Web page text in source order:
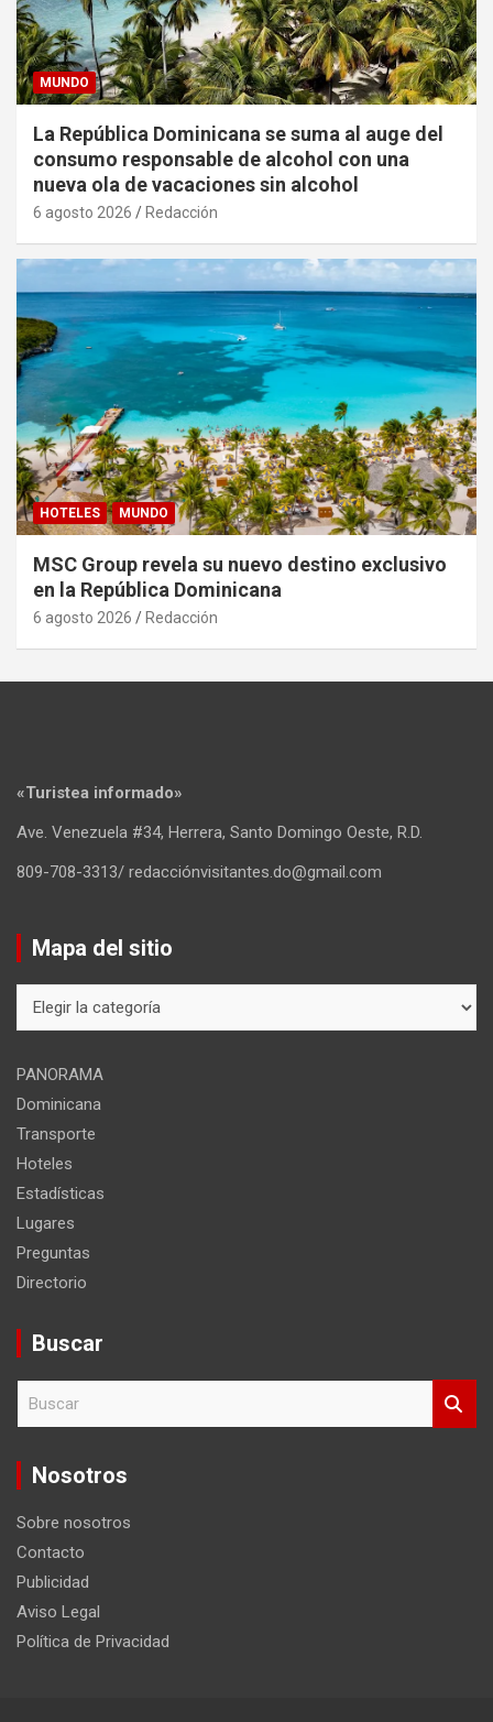
MUNDO
La República Dominicana se suma al auge del
consumo responsable de alcohol con una
nueva ola de vacaciones sin alcohol
6 agosto 2026 Redacción
HOTELES MUNDO
MSC Group revela su nuevo destino exclusivo
en la República Dominicana
6 agosto 2026 Redacción
«Turistea informado»
Ave. Venezuela #34, Herrera, Santo Domingo Oeste, R.D.
809-708-3313/ redacciónvisitantes.do@gmail.com
Mapa del sitio
del
PANORAMA
Dominicana
Transporte
Hoteles
Estadísticas
Lugares
Preguntas
Directorio
Buscar
c
Nosotros
Sobre nosotros
Contacto
Publicidad
Aviso Legal
Política de Privacidad